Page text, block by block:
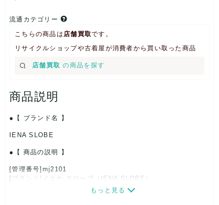
流通カテゴリー
こちらの商品は 店舗買取です。
リサイクルショップや古着屋が消費者から買い取った商品
店舗買取 の商品を探す
商品説明
【 ブランド名 】
IENA SLOBE
【 商品の説明 】
[管理番号]mj2101
[ブランド]イエナ スローブ（IENA SLOBE）
もっと見る